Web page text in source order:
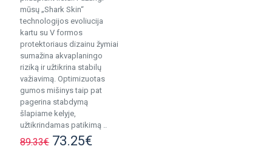
mūsų „Shark Skin“
technologijos evoliucija
kartu su V formos
protektoriaus dizainu žymiai
sumažina akvaplaningo
riziką ir užtikrina stabilų
važiavimą. Optimizuotas
gumos mišinys taip pat
pagerina stabdymą
šlapiame kelyje,
užtikrindamas patikimą ..
89.33€ 73.25€